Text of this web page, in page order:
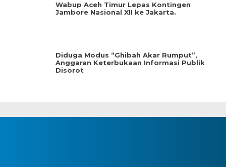
Wabup Aceh Timur Lepas Kontingen
Jambore Nasional XII ke Jakarta.
Diduga Modus “Ghibah Akar Rumput”,
Anggaran Keterbukaan Informasi Publik
Disorot